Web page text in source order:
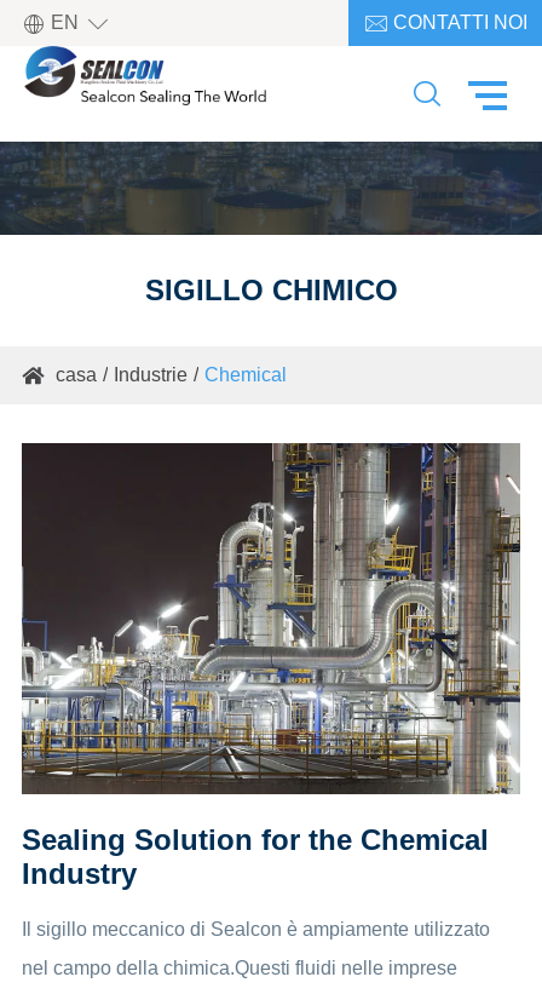
EN   CONTATTI NOI

SIGILLO CHIMICO
 casa Industrie Chemical
Sealing Solution for the Chemical
Industry
Il sigillo meccanico di Sealcon è ampiamente utilizzato
nel campo della chimica.Questi fluidi nelle imprese